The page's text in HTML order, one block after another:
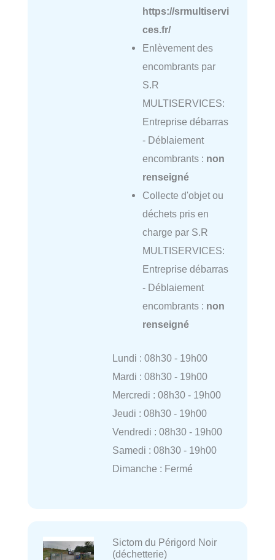
https://srmultiservi
ces.fr/
Enlèvement des
encombrants par
S.R
MULTISERVICES:
Entreprise débarras
- Déblaiement
encombrants : non
renseigné
Collecte d'objet ou
déchets pris en
charge par S.R
MULTISERVICES:
Entreprise débarras
- Déblaiement
encombrants : non
renseigné
Lundi : 08h30 - 19h00
Mardi : 08h30 - 19h00
Mercredi : 08h30 - 19h00
Jeudi : 08h30 - 19h00
Vendredi : 08h30 - 19h00
Samedi : 08h30 - 19h00
Dimanche : Fermé
Sictom du Périgord Noir
(déchetterie)